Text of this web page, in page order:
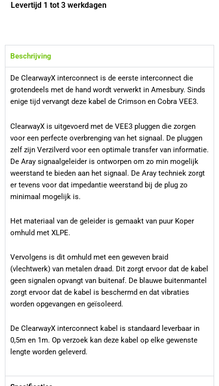
Levertijd 1 tot 3 werkdagen
Beschrijving
De ClearwayX interconnect is de eerste interconnect die
grotendeels met de hand wordt verwerkt in Amesbury. Sinds
enige tijd vervangt deze kabel de Crimson en Cobra VEE3.
ClearwayX is uitgevoerd met de VEE3 pluggen die zorgen
voor een perfecte overbrenging van het signaal. De pluggen
zelf zijn Verzilverd voor een optimale transfer van informatie.
De Aray signaalgeleider is ontworpen om zo min mogelijk
weerstand te bieden aan het signaal. De Aray techniek zorgt
er tevens voor dat impedantie weerstand bij de plug zo
minimaal mogelijk is.
Het materiaal van de geleider is gemaakt van puur Koper
omhuld met XLPE.
Vervolgens is dit omhuld met een geweven braid
(vlechtwerk) van metalen draad. Dit zorgt ervoor dat de kabel
geen signalen opvangt van buitenaf. De blauwe buitenmantel
zorgt ervoor dat de kabel is beschermd en dat vibraties
worden opgevangen en geïsoleerd.
De ClearwayX interconnect kabel is standaard leverbaar in
0,5m en 1m. Op verzoek kan deze kabel op elke gewenste
lengte worden geleverd.